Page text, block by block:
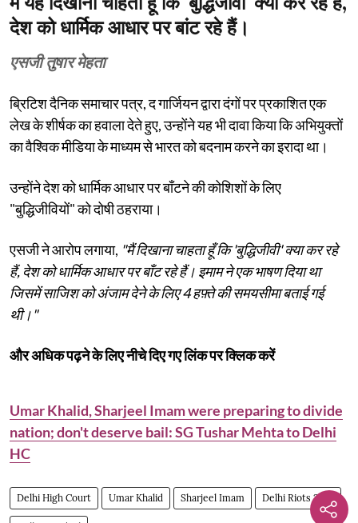
देश को धार्मिक आधार पर बांट रहे हैं।
एसजी तुषार मेहता
ब्रिटिश दैनिक समाचार पत्र, द गार्जियन द्वारा दंगों पर प्रकाशित एक
लेख के शीर्षक का हवाला देते हुए, उन्होंने यह भी दावा किया कि अभियुक्तों
का वैश्विक मीडिया के माध्यम से भारत को बदनाम करने का इरादा था।
उन्होंने देश को धार्मिक आधार पर बाँटने की कोशिशों के लिए
"बुद्धिजीवियों" को दोषी ठहराया।
एसजी ने आरोप लगाया, "मैं दिखाना चाहता हूँ कि 'बुद्धिजीवी' क्या कर रहे
हैं, देश को धार्मिक आधार पर बाँट रहे हैं। इमाम ने एक भाषण दिया था
जिसमें साजिश को अंजाम देने के लिए 4 हफ़्ते की समयसीमा बताई गई
थी।"
और अधिक पढ़ने के लिए नीचे दिए गए लिंक पर क्लिक करें
Umar Khalid, Sharjeel Imam were preparing to divide
nation; don't deserve bail: SG Tushar Mehta to Delhi
HC
Delhi High Court Umar Khalid Sharjeel Imam Delhi Riots 2020